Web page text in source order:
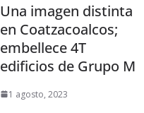
Una imagen distinta
en Coatzacoalcos;
embellece 4T
edificios de Grupo M
1 agosto, 2023